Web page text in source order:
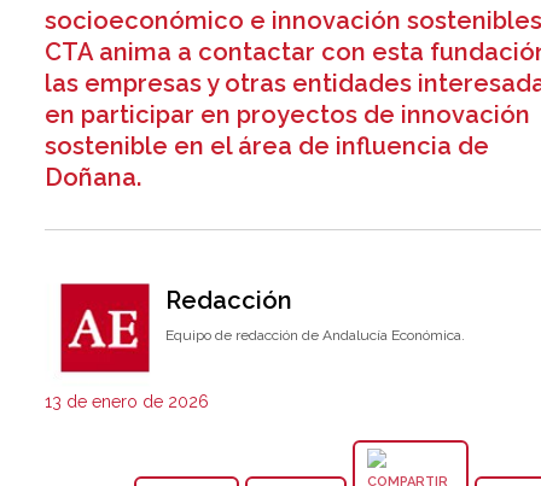
socioeconómico e innovación
CTA anima a contactar con esta
las empresas y otras entidades
en participar en proyectos de innovación
sostenible en el área de influencia de
Doñana.
Redacción
Equipo de redacción de Andalucía Económica.
13 de enero de 2026